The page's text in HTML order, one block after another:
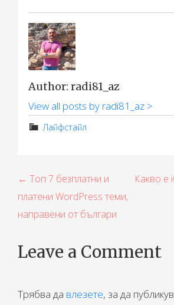
Author: radi81_az
View all posts by radi81_az >
Лайфстайл
Н
а
в
и
а
← Топ 7 безплатни и
платени WordPress теми,
направени от българи
Какво е
Leave a Comment
Трябва да влезете, за да